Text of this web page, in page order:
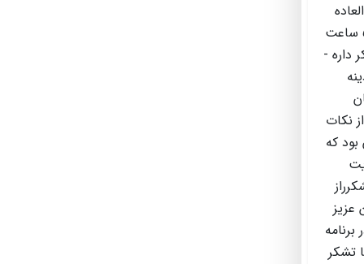
به پیشرفت تحصیلی دانش اموز قائل هستند ، حتی در شرایط آموزش انلاین ، روزانه ۵ ساعت
داره -
نکات
که
عزیز
تشکر